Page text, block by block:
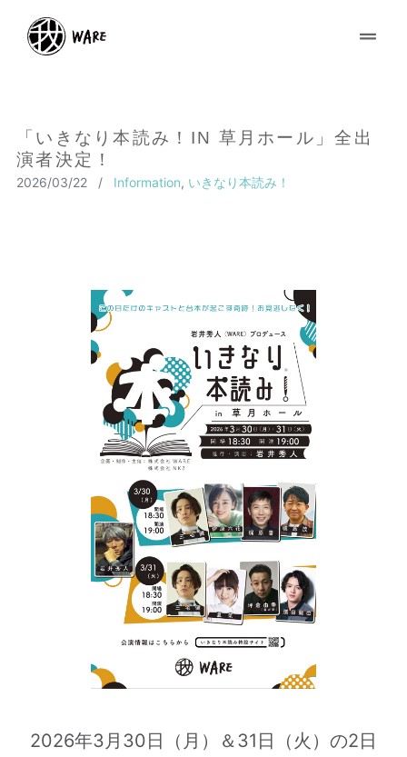
「いきなり本読み！IN 草月ホール」全出
演者決定！
2026/03/22 / Information, いきなり本読み！
2026年3月30日（月）＆31日（火）の2日